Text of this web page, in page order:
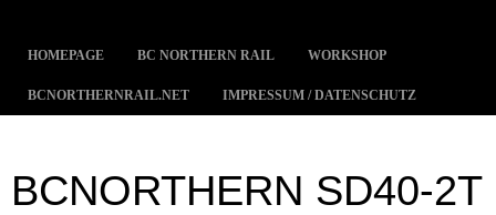
MENÜ
ZUM INHALT SPRINGEN
HOMEPAGE BC NORTHERN RAIL WORKSHOP
BCNORTHERNRAIL.NET IMPRESSUM / DATENSCHUTZ
BCNORTHERN SD40-2T